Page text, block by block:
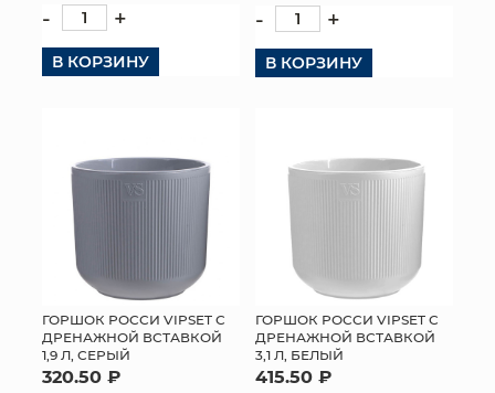
- +
В КОРЗИНУ
- +
В КОРЗИНУ
ГОРШОК РОССИ VIPSET С
ДРЕНАЖНОЙ ВСТАВКОЙ
1,9 Л, СЕРЫЙ
320.50 ₽
ГОРШОК РОССИ VIPSET С
ДРЕНАЖНОЙ ВСТАВКОЙ
3,1 Л, БЕЛЫЙ
415.50 ₽